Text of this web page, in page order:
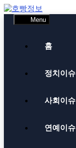
Skip
to
content
Menu
홈
정치이슈
사회이슈
연예이슈